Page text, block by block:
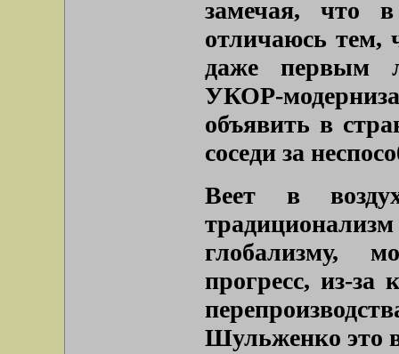
замечая, что
отличаюсь тем,
даже первым
УКОР-
объявить в
соседи за
Веет в
глобализму,
прогресс, из-за
Шульженко это